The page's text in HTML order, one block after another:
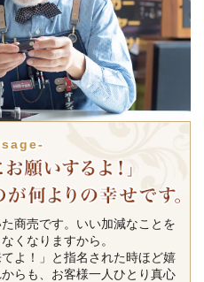
商売です。いい加減なことを
くなりますから。
よ！」と指名された時ほど嬉
らも、お客様一人ひとり真心